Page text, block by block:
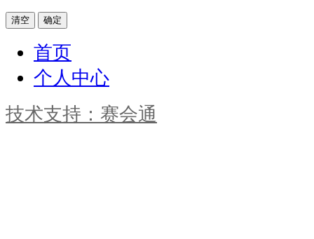
清空 确定
首页
个人中心
技术支持：赛会通